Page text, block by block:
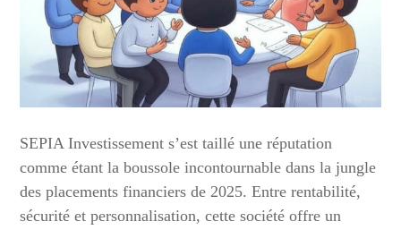
SEPIA Investissement s’est taillé une réputation
comme étant la boussole incontournable dans la jungle
des placements financiers de 2025. Entre rentabilité,
sécurité et personnalisation, cette société offre un